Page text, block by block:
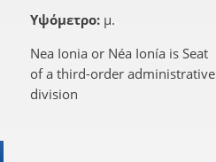
Υψόμετρο: μ.
Nea Ionia or Néa Ionía is Seat
of a third-order administrative
division